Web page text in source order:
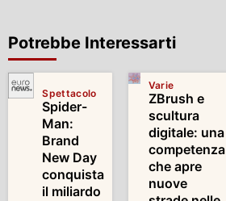
Potrebbe Interessarti
Spettacolo
Spider-
Man:
Brand
New Day
conquista
il miliardo
Varie
ZBrush e
scultura
digitale: una
competenza
che apre
nuove